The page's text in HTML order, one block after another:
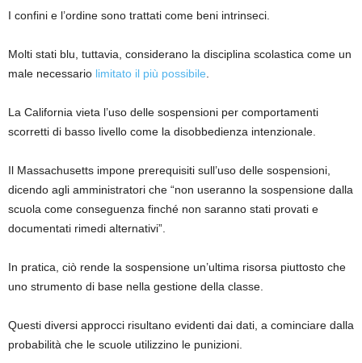
I confini e l’ordine sono trattati come beni intrinseci.
Molti stati blu, tuttavia, considerano la disciplina scolastica come un
male necessario limitato il più possibile.
La California vieta l’uso delle sospensioni per comportamenti
scorretti di basso livello come la disobbedienza intenzionale.
Il Massachusetts impone prerequisiti sull’uso delle sospensioni,
dicendo agli amministratori che “non useranno la sospensione dalla
scuola come conseguenza finché non saranno stati provati e
documentati rimedi alternativi”.
In pratica, ciò rende la sospensione un’ultima risorsa piuttosto che
uno strumento di base nella gestione della classe.
Questi diversi approcci risultano evidenti dai dati, a cominciare dalla
probabilità che le scuole utilizzino le punizioni.